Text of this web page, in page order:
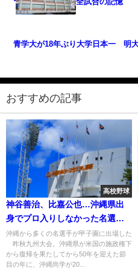
全試合の記憶
青学大が18年ぶり大学日本一 明
おすすめの記事
高校野球
神谷善治、比嘉公也…沖縄県出
身でプロ入りしなかった名選手
たち
沖縄から多くの名選手が甲子園に出場した
昨秋九州大会。沖縄県が米国の施政権下
から復帰を果たしてから50年を迎えた節
目の年に、沖縄尚学が20...